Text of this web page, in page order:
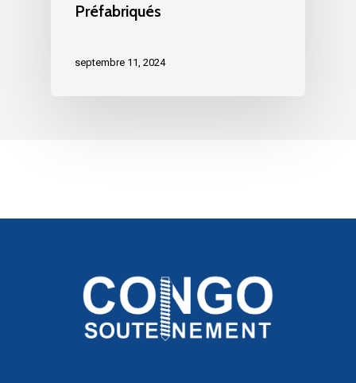
Préfabriqués
septembre 11, 2024